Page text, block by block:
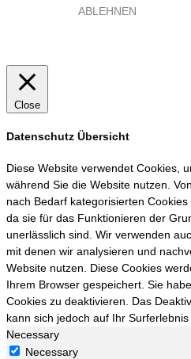
ABLEHNEN
Close
Datenschutz Übersicht
Diese Website verwendet Cookies,
während Sie die Website nutzen.
nach Bedarf kategorisierten
da sie für das Funktionieren der
unerlässlich sind. Wir verwenden
mit denen wir analysieren und
Website nutzen. Diese Cookies
Ihrem Browser gespeichert. Sie
Cookies zu deaktivieren. Das
kann sich jedoch auf Ihr Surferlebnis
Necessary
Necessary